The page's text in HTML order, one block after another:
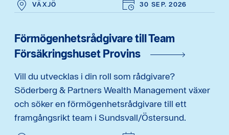
VÄXJÖ 30 SEP. 2026
Förmögenhetsrådgivare till Team
Försäkringshuset Provins
Vill du utvecklas i din roll som rådgivare?
Söderberg & Partners Wealth Management växer
och söker en förmögenhetsrådgivare till ett
framgångsrikt team i Sundsvall/Östersund.